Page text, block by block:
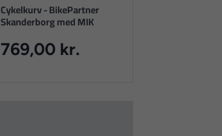
Cykelkurv - BikePartner
Skanderborg med MIK
769,00 kr.